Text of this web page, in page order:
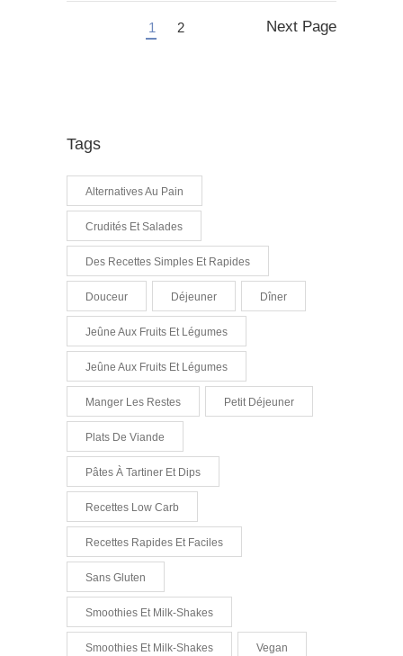
1 2 Next Page
Tags
Alternatives Au Pain
Crudités Et Salades
Des Recettes Simples Et Rapides
Douceur Déjeuner Dîner
Jeûne Aux Fruits Et Légumes
Jeûne Aux Fruits Et Légumes
Manger Les Restes Petit Déjeuner
Plats De Viande
Pâtes À Tartiner Et Dips
Recettes Low Carb
Recettes Rapides Et Faciles
Sans Gluten
Smoothies Et Milk-Shakes
Smoothies Et Milk-Shakes Vegan